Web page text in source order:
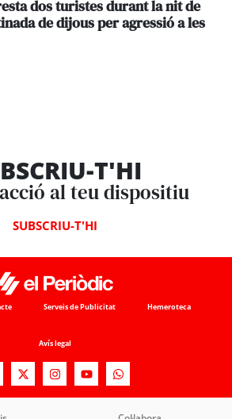
dos turistes durant la nit de
de dijous per agressió a les
T'HI
al teu dispositiu
SUBSCRIU-T'HI
Serveis de Publicitat Hemeroteca
Avís legal